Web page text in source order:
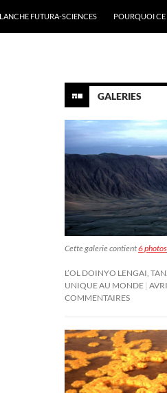
FUTURA-SCIENCES
POURQUOI CE
GALERIES
Cette galerie contient6 photos
L’OL DOINYO LENGAI,
UNIQUE AU MONDE
COMMENTAIRES